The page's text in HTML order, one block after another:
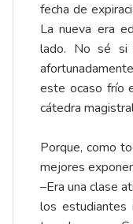
fecha de
La nueva era
lado. No sé si
este ocaso frío
cátedra
Porque, como
mejores
–Era una clase
los estudiantes